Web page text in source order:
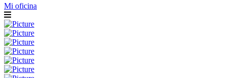
Mi oficina